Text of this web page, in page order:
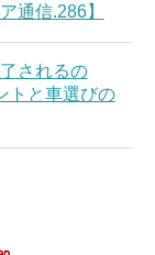
通信.286】
されるの
トと車選びの